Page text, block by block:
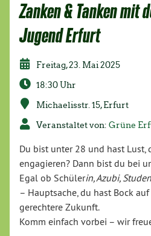
Zanken & Tanken mit
Jugend Erfurt
Freitag, 23. Mai 2025
18:30 Uhr
Michaelisstr. 15, Erfurt
Veranstaltet von:Grüne
Du bist unter 28 und hast Lust,
engagieren? Dann bist du bei
Egal ob Schülerin, Azubi,
– Hauptsache, du hast Bock
gerechtere Zukunft.
Komm einfach vorbei – wir